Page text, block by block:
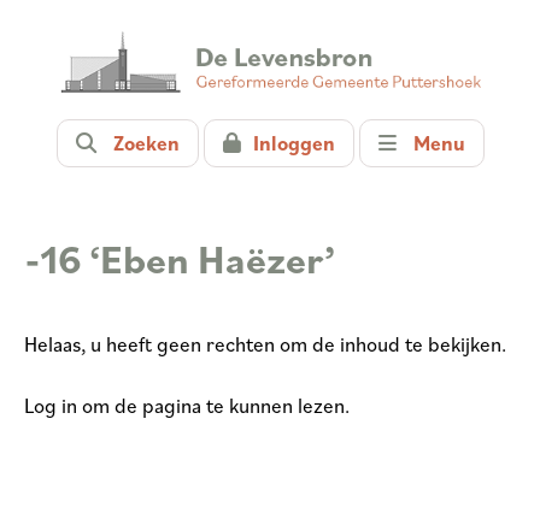
Zoeken Inloggen Menu
-16 ‘Eben Haëzer’
Helaas, u heeft geen rechten om de inhoud te bekijken.
Log in om de pagina te kunnen lezen.